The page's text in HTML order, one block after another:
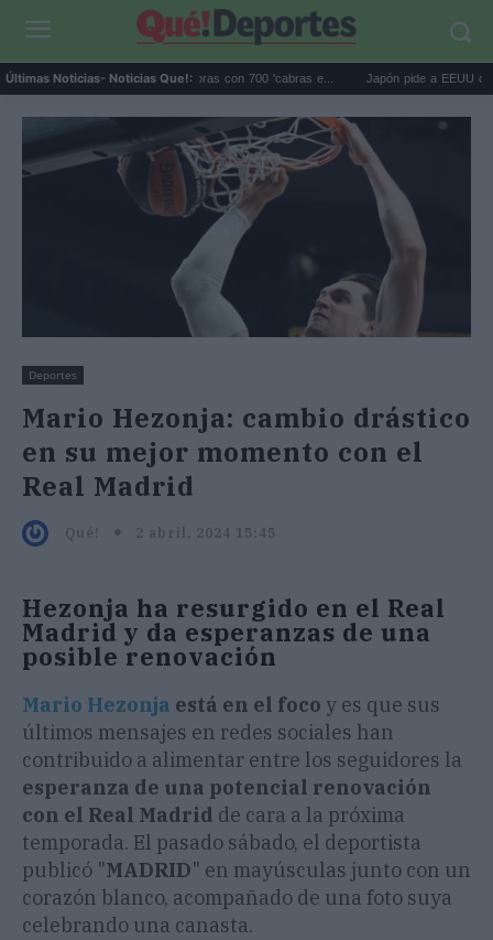
Últimas Noticias- Noticias Que!:
eliminó 140.000 cabras con 700 'cabras e... Japón pide a EEUU que deje
Deportes
Mario Hezonja: cambio drástico
en su mejor momento con el
Real Madrid
Qué! 2 abril, 2024 15:45
Hezonja ha resurgido en el Real
Madrid y da esperanzas de una
posible renovación
Mario Hezonja está en el foco y es que sus
últimos mensajes en redes sociales han
contribuido a alimentar entre los seguidores la
esperanza de una potencial renovación
con el Real Madrid de cara a la próxima
temporada. El pasado sábado, el deportista
publicó "MADRID" en mayúsculas junto con un
corazón blanco, acompañado de una foto suya
celebrando una canasta.